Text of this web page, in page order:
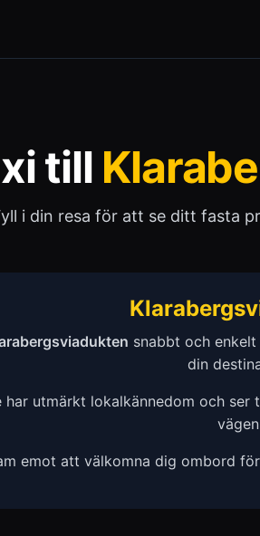
till
i din resa för att se ditt fasta
snabbt och
din
har utmärkt lokalkännedom och
emot att välkomna dig ombord